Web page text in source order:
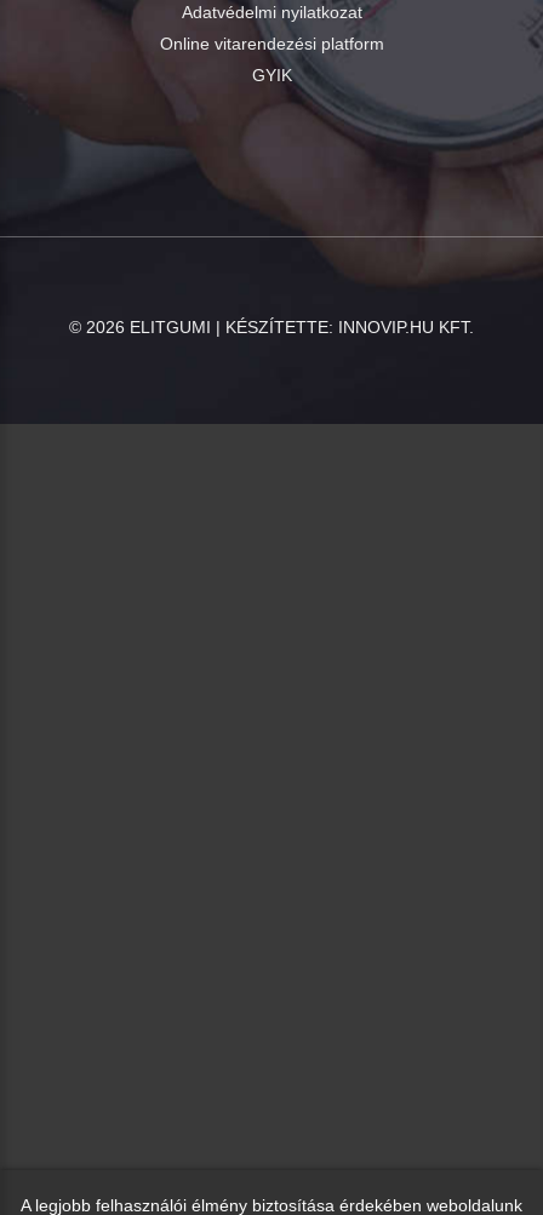
Adatvédelmi nyilatkozat
Online vitarendezési platform
GYIK
© 2026 ELITGUMI | KÉSZÍTETTE: INNOVIP.HU KFT.
A legjobb felhasználói élmény biztosítása érdekében weboldalunk